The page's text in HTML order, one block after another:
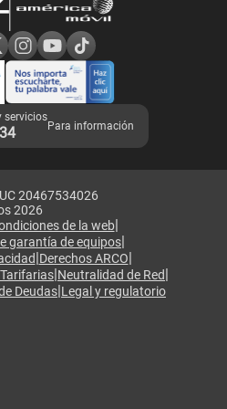
Claro
servicios
Para información
20467534026
2026
de la web|
garantía de equipos|
|Derechos ARCO|
|Neutralidad de Red|
Deudas|Legal y regulatorio